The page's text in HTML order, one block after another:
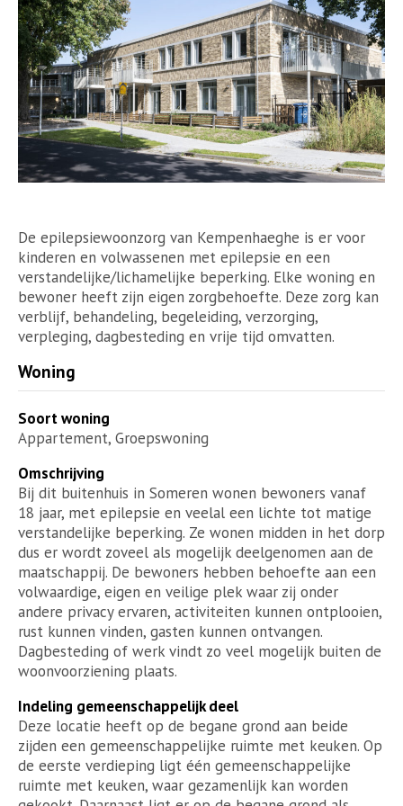
De epilepsiewoonzorg van Kempenhaeghe is er voor
kinderen en volwassenen met epilepsie en een
verstandelijke/lichamelijke beperking. Elke woning en
bewoner heeft zijn eigen zorgbehoefte. Deze zorg kan
verblijf, behandeling, begeleiding, verzorging,
verpleging, dagbesteding en vrije tijd omvatten.
Woning
Soort woning
Appartement, Groepswoning
Omschrijving
Bij dit buitenhuis in Someren wonen bewoners vanaf
18 jaar, met epilepsie en veelal een lichte tot matige
verstandelijke beperking. Ze wonen midden in het dorp
dus er wordt zoveel als mogelijk deelgenomen aan de
maatschappij. De bewoners hebben behoefte aan een
volwaardige, eigen en veilige plek waar zij onder
andere privacy ervaren, activiteiten kunnen ontplooien,
rust kunnen vinden, gasten kunnen ontvangen.
Dagbesteding of werk vindt zo veel mogelijk buiten de
woonvoorziening plaats.
Indeling gemeenschappelijk deel
Deze locatie heeft op de begane grond aan beide
zijden een gemeenschappelijke ruimte met keuken. Op
de eerste verdieping ligt één gemeenschappelijke
ruimte met keuken, waar gezamenlijk kan worden